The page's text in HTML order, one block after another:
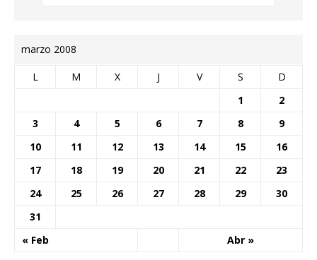
marzo 2008
L M X J V S D
« Feb Abr »
1
2
3
4 5 6 7 8
9
10
11 12 13 14 15
16
17
18 19 20 21 22
23
24
25 26 27 28 29
30
31